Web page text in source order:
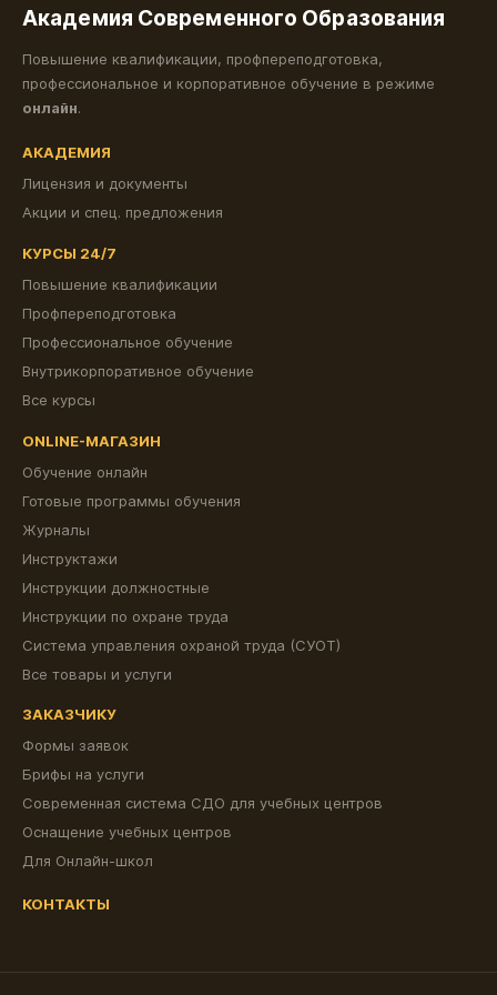
Академия Современного Образования
Повышение квалификации, профпереподготовка,
профессиональное и корпоративное обучение в режиме
онлайн.
АКАДЕМИЯ
Лицензия и документы
Акции и спец. предложения
КУРСЫ 24/7
Повышение квалификации
Профпереподготовка
Профессиональное обучение
Внутрикорпоративное обучение
Все курсы
ONLINE-МАГАЗИН
Обучение онлайн
Готовые программы обучения
Журналы
Инструктажи
Инструкции должностные
Инструкции по охране труда
Система управления охраной труда (СУОТ)
Все товары и услуги
ЗАКАЗЧИКУ
Формы заявок
Брифы на услуги
Современная система СДО для учебных центров
Оснащение учебных центров
Для Онлайн-школ
КОНТАКТЫ